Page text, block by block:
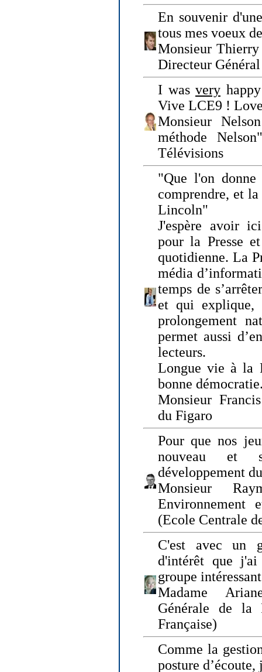
En souvenir
tous mes voeux
Monsieur
Directeur
I was very
Vive LCE9 !
Monsieur
méthode
Télévisions
"Que l'on
comprendre, et
Lincoln"
J'espère avoir
pour la Presse
quotidienne. La
média
temps de
et qui explique,
prolongement
permet aussi
lecteurs.
Longue vie à la
bonne
Monsieur
du Figaro
Pour que nos
nouveau et
développement
Monsieur
Environnement
(Ecole Centrale
C'est avec un
d'intérêt que
groupe
Madame
Générale de la
Française)
Comme la
posture